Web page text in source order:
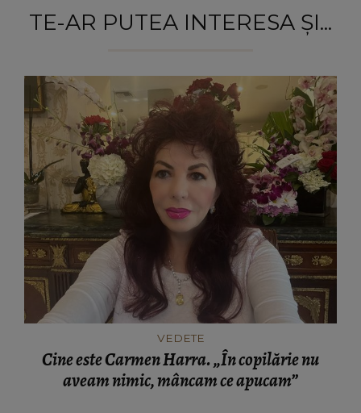
TE-AR PUTEA INTERESA ȘI...
VEDETE
Cine este Carmen Harra. „În copilărie nu
aveam nimic, mâncam ce apucam”